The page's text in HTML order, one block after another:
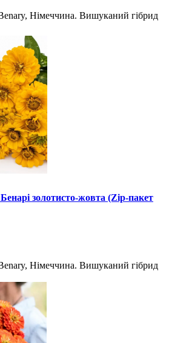
Німеччина. Вишуканий гібрид
золотисто-жовта (Zip-пакет
Німеччина. Вишуканий гібрид